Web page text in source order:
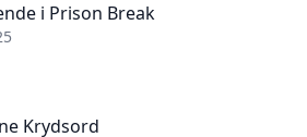
i Prison Break
Krydsord